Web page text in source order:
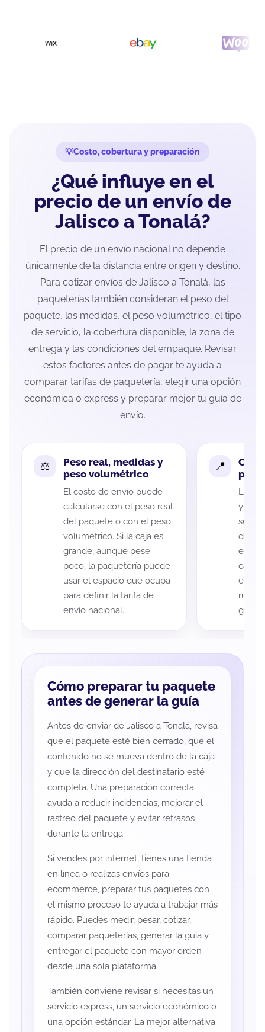
Costo, cobertura y preparación
¿Qué influye en el
precio de un envío de
Jalisco a Tonalá?
El precio de un envío nacional no depende
únicamente de la distancia entre origen y destino.
Para cotizar envíos de Jalisco a Tonalá, las
paqueterías también consideran el peso del
paquete, las medidas, el peso volumétrico, el tipo
de servicio, la cobertura disponible, la zona de
entrega y las condiciones del empaque. Revisar
estos factores antes de pagar te ayuda a
comparar tarifas de paquetería, elegir una opción
económica o express y preparar mejor tu guía de
envío.
Peso real, medidas y
peso volumétrico
El costo de envío puede
calcularse con el peso real
del paquete o con el peso
volumétrico. Si la caja es
grande, aunque pese
poco, la paquetería puede
usar el espacio que ocupa
para definir la tarifa de
envío nacional.
La
y
de
cada
es
ruta
guía
Cómo preparar tu paquete
antes de generar la guía
Antes de enviar de Jalisco a Tonalá, revisa
que el paquete esté bien cerrado, que el
contenido no se mueva dentro de la caja
y que la dirección del destinatario esté
completa. Una preparación correcta
ayuda a reducir incidencias, mejorar el
rastreo del paquete y evitar retrasos
durante la entrega.
Si vendes por internet, tienes una tienda
en línea o realizas envíos para
ecommerce, preparar tus paquetes con
el mismo proceso te ayuda a trabajar más
rápido. Puedes medir, pesar, cotizar,
comparar paqueterías, generar la guía y
entregar el paquete con mayor orden
desde una sola plataforma.
También conviene revisar si necesitas un
servicio express, un servicio económico o
una opción estándar. La mejor alternativa